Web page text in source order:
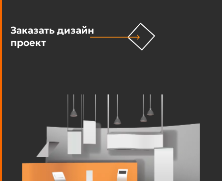
Заказать дизайн
проект